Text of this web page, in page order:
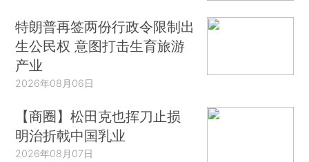
特朗普再签两份行政令限制出
生公民权 意图打击生育旅游
产业
2026年08月06日
【商圈】松田克也挥刀止损
明治折戟中国乳业
2026年08月07日